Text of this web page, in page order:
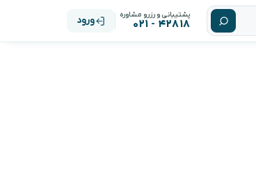
پشتیبانی و رزرو مشاوره
۴۲۸۱۸ - ۰۲۱ ورود